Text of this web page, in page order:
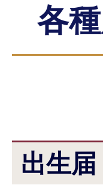
各
出生届